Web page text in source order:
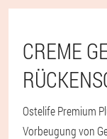
CREME
Ostelife Premium
Vorbeugung von